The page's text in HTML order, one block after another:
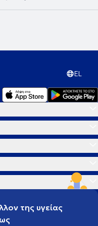
EL
της υγείας